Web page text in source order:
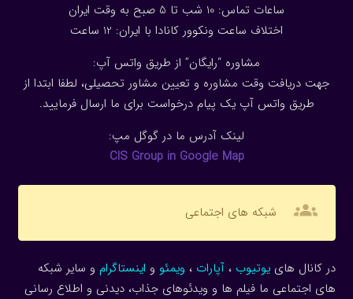
ساعات تماس: 10 شب تا 5 صبح به وقت ایران
اختلاف ساعت ونکوور کانادا با ایران: 1 2 ساعت
مشاوره “رایگان” از طریق واتس آپ:
جهت دریافت وقت مشاوره و تعیین مشاور تحصیلی، لطفا ابتدا از
طریق واتس آپ یک پیام درخواست برای ما ارسال فرمایید.
لینک آدرس ما در گوگل مپ:
CIS Group in Google Map
groups شبکه های اجتماعی
در کانال هاییوتیوب ، آپارات ، ویمئو و اینستاگرام و سایر شبکه
های اجتماعی ما فیلم ها و ویدئوهای جذاب، دیدنی و اطلاع رسانی